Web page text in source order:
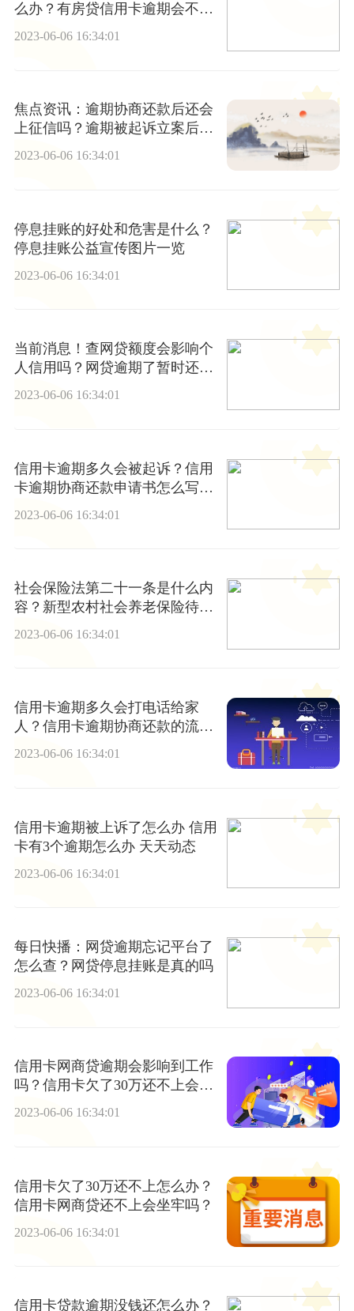
么办？有房贷信用卡逾期会不会
有影响？
2023-06-06 16:34:01
焦点资讯：逾期协商还款后还会
上征信吗？逾期被起诉立案后会
坐牢吗？
2023-06-06 16:34:01
停息挂账的好处和危害是什么？
停息挂账公益宣传图片一览
2023-06-06 16:34:01
当前消息！查网贷额度会影响个
人信用吗？网贷逾期了暂时还不
上怎么办
2023-06-06 16:34:01
信用卡逾期多久会被起诉？信用
卡逾期协商还款申请书怎么写？-
2023-06-06 16:34:01
社会保险法第二十一条是什么内
容？新型农村社会养老保险待遇
2023-06-06 16:34:01
信用卡逾期多久会打电话给家
人？信用卡逾期协商还款的流程-
热讯
2023-06-06 16:34:01
信用卡逾期被上诉了怎么办 信用
卡有3个逾期怎么办 天天动态
2023-06-06 16:34:01
每日快播：网贷逾期忘记平台了
怎么查？网贷停息挂账是真的吗
2023-06-06 16:34:01
信用卡网商贷逾期会影响到工作
吗？信用卡欠了30万还不上会有
哪些后果？
2023-06-06 16:34:01
信用卡欠了30万还不上怎么办？
信用卡网商贷还不上会坐牢吗？
2023-06-06 16:34:01
信用卡贷款逾期没钱还怎么办？